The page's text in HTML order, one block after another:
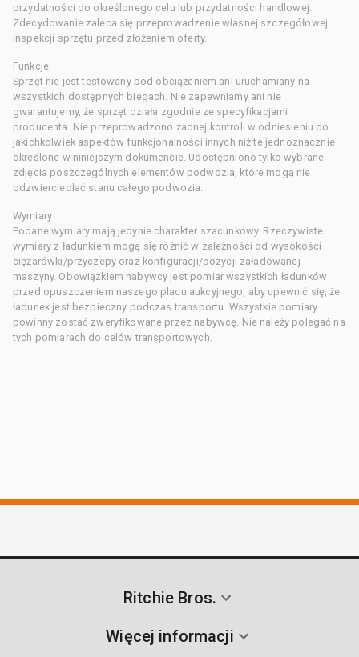
przydatności do określonego celu lub przydatności handlowej.
Zdecydowanie zaleca się przeprowadzenie własnej szczegółowej
inspekcji sprzętu przed złożeniem oferty.
Funkcje
Sprzęt nie jest testowany pod obciążeniem ani uruchamiany na
wszystkich dostępnych biegach. Nie zapewniamy ani nie
gwarantujemy, że sprzęt działa zgodnie ze specyfikacjami
producenta. Nie przeprowadzono żadnej kontroli w odniesieniu do
jakichkolwiek aspektów funkcjonalności innych niż te jednoznacznie
określone w niniejszym dokumencie. Udostępniono tylko wybrane
zdjęcia poszczególnych elementów podwozia, które mogą nie
odzwierciedlać stanu całego podwozia.
Wymiary
Podane wymiary mają jedynie charakter szacunkowy. Rzeczywiste
wymiary z ładunkiem mogą się różnić w zależności od wysokości
ciężarówki/przyczepy oraz konfiguracji/pozycji załadowanej
maszyny. Obowiązkiem nabywcy jest pomiar wszystkich ładunków
przed opuszczeniem naszego placu aukcyjnego, aby upewnić się, że
ładunek jest bezpieczny podczas transportu. Wszystkie pomiary
powinny zostać zweryfikowane przez nabywcę. Nie należy polegać na
tych pomiarach do celów transportowych.
Ritchie Bros.
Więcej informacji